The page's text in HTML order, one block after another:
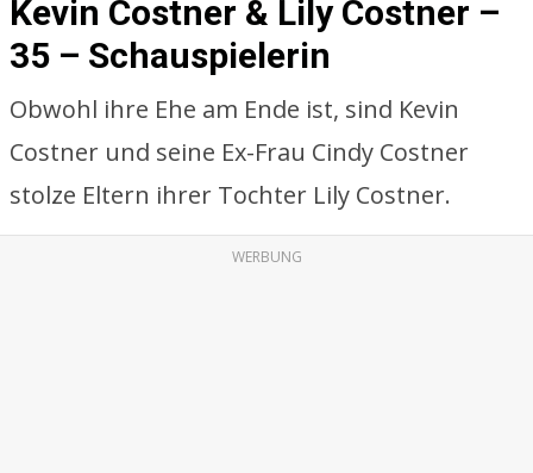
Kevin Costner & Lily Costner –
35 – Schauspielerin
Obwohl ihre Ehe am Ende ist, sind Kevin
Costner und seine Ex-Frau Cindy Costner
stolze Eltern ihrer Tochter Lily Costner.
WERBUNG